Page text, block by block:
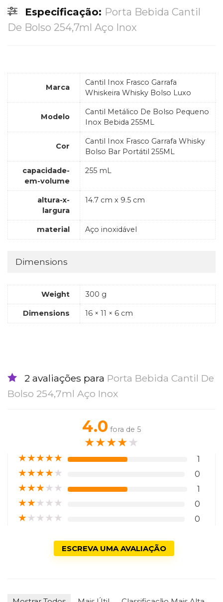
Especificação: Porta Bebida Cantil
De Bolso 254,7ml Aço Inox
Marca
Cantil Inox Frasco Garrafa
Whiskeira Whisky Bolso Luxo
Modelo
Cantil Metálico De Bolso Pequeno
Inox Bebida 255ML
Cor
Cantil Inox Frasco Garrafa Whisky
Bolso Bar Portátil 255ML
capacidade-
em-volume
255 mL
altura-x-
largura
14.7 cm x 9.5 cm
material Aço inoxidável
Dimensions
Weight 300 g
Dimensions 16 × 11 × 6 cm
2 avaliações para Porta Bebida Cantil De
Bolso 254,7ml Aço Inox
4.0 fora de 5
★★★★★
★★★★★ 1
★★★★★ 0
★★★★★ 1
★★★★★ 0
★★★★★ 0
ESCREVA UMA AVALIAÇÃO